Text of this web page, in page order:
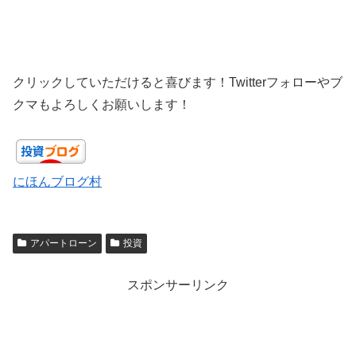
クリックしていただけると喜びます！Twitterフォローやブ
クマもよろしくお願いします！
にほんブログ村
アパートローン 投資
スポンサーリンク